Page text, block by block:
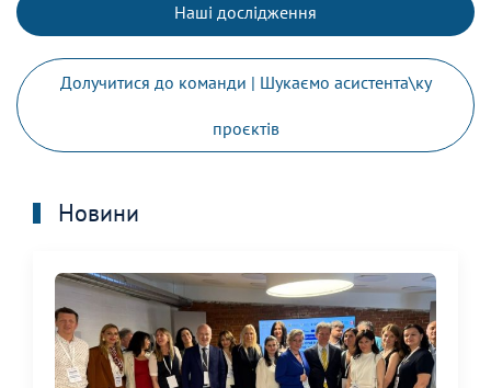
Наші дослідження
Долучитися до команди | Шукаємо асистента\ку
проєктів
Новини